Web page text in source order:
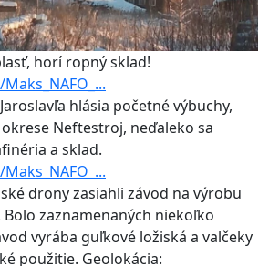
horí ropný sklad!
hlásia početné výbuchy,
Neftestroj, neďaleko sa
a sklad.
drony zasiahli závod na výrobu
Bolo zaznamenaných niekoľko
vyrába guľkové ložiská a valčeky
použitie. Geolokácia: